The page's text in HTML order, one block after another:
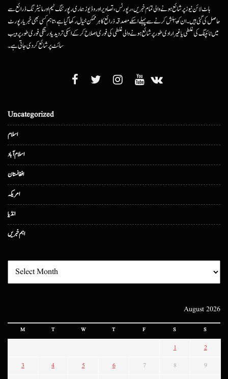
ہاٹ لائن نیوز پر شائع ہونے والی تمام خبریں، رپورٹس، تصاویر اور وڈیوز ہماری رپورٹنگ ٹیم اور مانیٹرنگ ذرائع سے
حاصل کی گئی ہیں۔ ان کو پبلش کرنے سے پہلے اسکے مصدقہ ذرائع کا ہرممکن خیال رکھا گیا ہے، تاہم کسی بھی خبر یا رپورٹ
میں ٹائپنگ کی غلطی یا غیرارادی طور پر شائع ہونے والی غلطی کی فوری اصلاح کرکے اسکی تردید یا درستگی فوری طور پر ویب
سائٹ پر شائع کردی جاتی ہے۔
Uncategorized
اسلام
اسلام آباد
افغانستان
امریکہ
انڈیا
اہم خبریں
August 2026
M T W T F S S
1 2
3 4 5 6 7 8 9